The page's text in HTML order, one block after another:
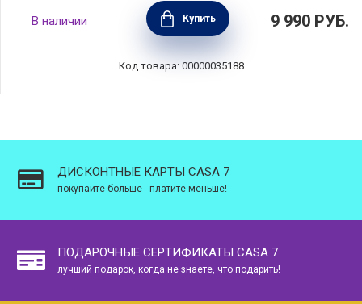
Комплект из 2 съемных ручек R'EVOLUTION,
бакелит+нержавеющая сталь, BEKA,
Бельгия, 101236
В наличии Купить 9 990 РУБ.
Код товара: 00000035188
ДИСКОНТНЫЕ КАРТЫ CASA 7
покупайте больше - платите меньше!
ПОДАРОЧНЫЕ СЕРТИФИКАТЫ CASA 7
лучший подарок, когда не знаете, что подарить!